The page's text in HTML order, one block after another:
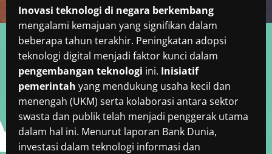
Inovasi teknologi di negara berkembang
mengalami kemajuan yang signifikan dalam
beberapa tahun terakhir. Peningkatan adopsi
teknologi digital menjadi faktor kunci dalam
pengembangan teknologi ini. Inisiatif
pemerintah yang mendukung usaha kecil dan
menengah (UKM) serta kolaborasi antara sektor
swasta dan publik telah menjadi penggerak utama
dalam hal ini. Menurut laporan Bank Dunia,
investasi dalam teknologi informasi dan